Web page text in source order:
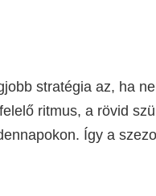
stratégia az, ha
ritmus, a rövid
Így a